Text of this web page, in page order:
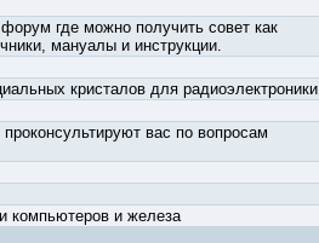
где можно получить совет как
мануалы и инструкции.
кристалов для радиоэлектроники
вас по вопросам
компьютеров и железа